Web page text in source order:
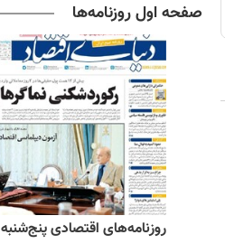
صفحه اول روزنامه‌ها
روزنامه‌های اقتصادی پنج‌شنبه ۱۵ مرداد ۱۴۰۵